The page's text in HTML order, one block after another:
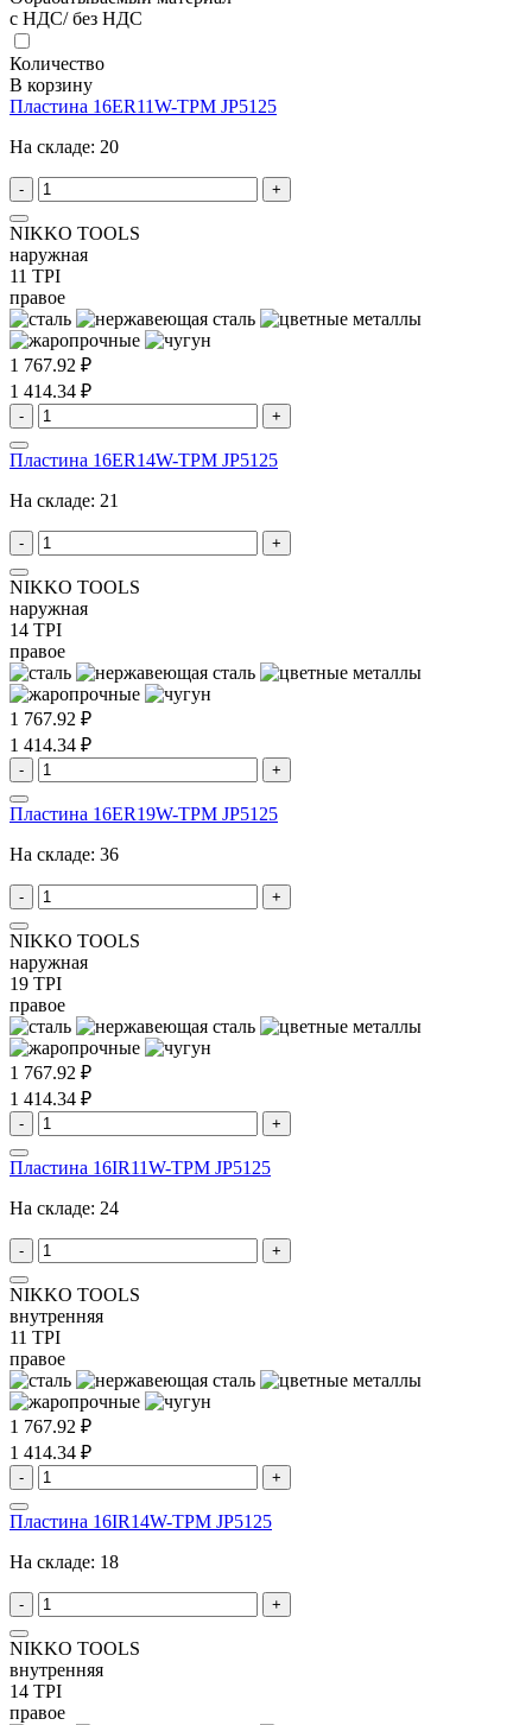
с НДС/ без НДС
Количество
В корзину
Пластина 16ER11W-TPM JP5125
На складе: 20
- +
NIKKO TOOLS
наружная
11 TPI
правое
1 767.92 ₽
1 414.34 ₽
- +
Пластина 16ER14W-TPM JP5125
На складе: 21
- +
NIKKO TOOLS
наружная
14 TPI
правое
1 767.92 ₽
1 414.34 ₽
- +
Пластина 16ER19W-TPM JP5125
На складе: 36
- +
NIKKO TOOLS
наружная
19 TPI
правое
1 767.92 ₽
1 414.34 ₽
- +
Пластина 16IR11W-TPM JP5125
На складе: 24
- +
NIKKO TOOLS
внутренняя
11 TPI
правое
1 767.92 ₽
1 414.34 ₽
- +
Пластина 16IR14W-TPM JP5125
На складе: 18
- +
NIKKO TOOLS
внутренняя
14 TPI
правое